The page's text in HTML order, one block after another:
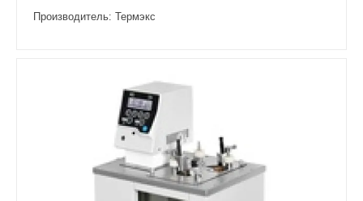
Производитель: Термэкс